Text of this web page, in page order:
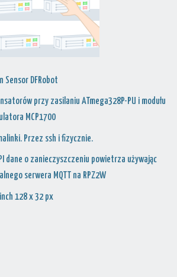
Sensor DFRobot
przy zasilaniu ATmega328P-PU i modułu
MCP1700
Przez ssh i fizycznie.
dane o zanieczyszczeniu powietrza używając
serwera MQTT na RPZ2W
128 x 32 px